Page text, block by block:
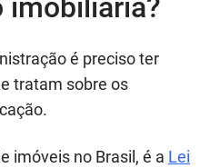
imobiliária?
é preciso ter
tratam sobre os
imóveis no Brasil, é a Lei